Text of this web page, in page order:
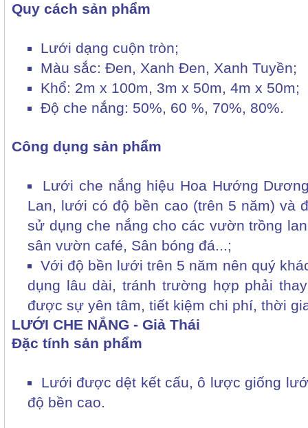
Quy cách sản phẩm
Lưới dạng cuộn tròn;
Màu sắc: Đen, Xanh Đen, Xanh Tuyền;
Khổ: 2m x 100m, 3m x 50m, 4m x 50m;
Độ che nắng: 50%, 60 %, 70%, 80%.
Công dụng sản phẩm
Lưới che nắng hiệu Hoa Hướng
Lan, lưới có độ bền cao (trên 5 năm)
sử dụng che nắng cho các vườn trồng
sân vườn café, Sân bóng đá...;
Với độ bền lưới trên 5 năm nên quý
dụng lâu dài, tránh trường hợp phải
được sự yên tâm, tiết kiệm chi phí, thời
LƯỚI CHE NẮNG - Giả Thái
Đặc tính sản phẩm
Lưới được dệt kết cấu, ô lược giống
độ bền cao.